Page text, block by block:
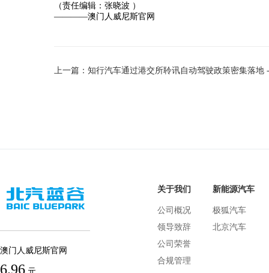
（责任编辑：张晓波 ）
————澳门人威尼斯官网
澳门人威尼斯官网
6.96
关于我们
公司概况
领导致辞
公司荣誉
合规管理
新能源汽车
极狐汽车
北京汽车